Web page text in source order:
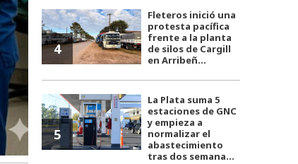
4
Fleteros inició una
protesta pacífica
frente a la planta
de silos de Cargill
en Arribeñ...
5
La Plata suma 5
estaciones de GNC
y empieza a
normalizar el
abastecimiento
tras dos semana...